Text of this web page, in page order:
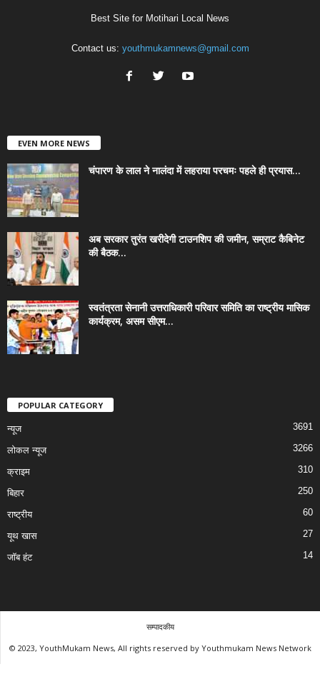
Best Site for Motihari Local News
Contact us: youthmukamnews@gmail.com
EVEN MORE NEWS
चंपारण के लाल ने नालंदा में लहराया परचमः पहले ही प्रयास...
अब सरकार तुरंत खरीदेगी टाउनशिप की जमीन, सम्राट कैबिनेट
की बैठक...
स्वतंत्रता सेनानी उत्तराधिकारी परिवार समिति का राष्ट्रीय मासिक
कार्यक्रम, असम सीएम...
POPULAR CATEGORY
न्यूज 3691
लोकल न्यूज 3266
क्राइम 310
बिहार 250
राष्ट्रीय 60
यूथ खास 27
जॉब हंट 14
सम्पादकीय
© 2023, YouthMukam News, All rights reserved by Youthmukam News Network